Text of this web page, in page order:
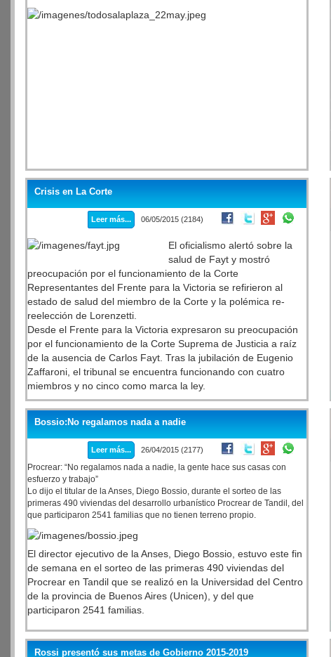
Crisis en La Corte
Leer más... 06/05/2015 (2184)
El oficialismo alertó sobre la
salud de Fayt y mostró
preocupación por el funcionamiento de la Corte
Representantes del Frente para la Victoria se refirieron al
estado de salud del miembro de la Corte y la polémica re-
reelección de Lorenzetti.
Desde el Frente para la Victoria expresaron su preocupación
por el funcionamiento de la Corte Suprema de Justicia a raíz
de la ausencia de Carlos Fayt. Tras la jubilación de Eugenio
Zaffaroni, el tribunal se encuentra funcionando con cuatro
miembros y no cinco como marca la ley.
Bossio:No regalamos nada a nadie
Leer más... 26/04/2015 (2177)
Procrear: “No regalamos nada a nadie, la gente hace sus casas con
esfuerzo y trabajo”
Lo dijo el titular de la Anses, Diego Bossio, durante el sorteo de las
primeras 490 viviendas del desarrollo urbanístico Procrear de Tandil, del
que participaron 2541 familias que no tienen terreno propio.
El director ejecutivo de la Anses, Diego Bossio, estuvo este fin
de semana en el sorteo de las primeras 490 viviendas del
Procrear en Tandil que se realizó en la Universidad del Centro
de la provincia de Buenos Aires (Unicen), y del que
participaron 2541 familias.
Rossi presentó sus metas de Gobierno 2015-2019